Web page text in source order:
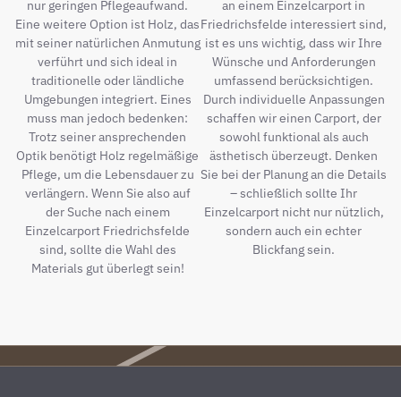
nur geringen Pflegeaufwand.
Eine weitere Option ist Holz, das
mit seiner natürlichen Anmutung
verführt und sich ideal in
traditionelle oder ländliche
Umgebungen integriert. Eines
muss man jedoch bedenken:
Trotz seiner ansprechenden
Optik benötigt Holz regelmäßige
Pflege, um die Lebensdauer zu
verlängern. Wenn Sie also auf
der Suche nach einem
Einzelcarport Friedrichsfelde
sind, sollte die Wahl des
Materials gut überlegt sein!
an einem Einzelcarport in
Friedrichsfelde interessiert sind,
ist es uns wichtig, dass wir Ihre
Wünsche und Anforderungen
umfassend berücksichtigen.
Durch individuelle Anpassungen
schaffen wir einen Carport, der
sowohl funktional als auch
ästhetisch überzeugt. Denken
Sie bei der Planung an die Details
– schließlich sollte Ihr
Einzelcarport nicht nur nützlich,
sondern auch ein echter
Blickfang sein.